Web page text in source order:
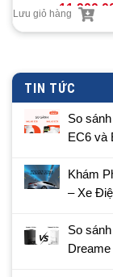
Lưu giỏ hàng
TIN TỨC
So
EC6 và
Khám
– Xe
So